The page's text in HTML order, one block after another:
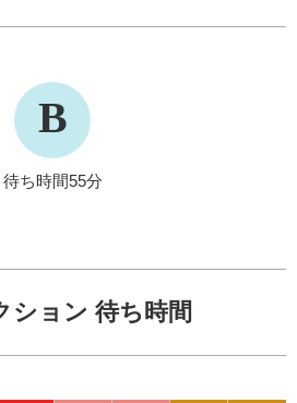
B
待ち時間55分
ション 待ち時間